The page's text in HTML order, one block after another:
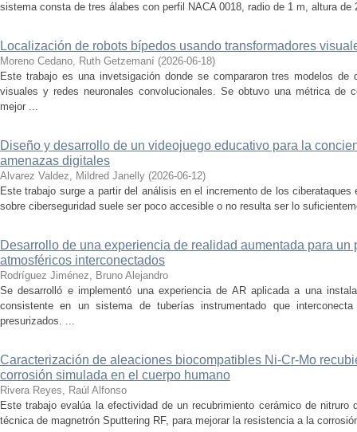
sistema consta de tres álabes con perfil NACA 0018, radio de 1 m, altura
Localización de robots bípedos usando transformadores
Moreno Cedano, Ruth Getzemaní (2026-06-18)
Este trabajo es una invetsigación donde se compararon tres modelos de
visuales y redes neuronales convolucionales. Se obtuvo una métrica de
mejor ...
Diseño y desarrollo de un videojuego educativo para la
amenazas digitales
Alvarez Valdez, Mildred Janelly (2026-06-12)
Este trabajo surge a partir del análisis en el incremento de los
sobre ciberseguridad suele ser poco accesible o no resulta ser lo
Desarrollo de una experiencia de realidad aumentada para un
atmosféricos interconectados
Rodríguez Jiménez, Bruno Alejandro
Se desarrolló e implementó una experiencia de AR aplicada a una
consistente en un sistema de tuberías instrumentado que
presurizados. ...
Caracterización de aleaciones biocompatibles Ni-Cr-Mo
corrosión simulada en el cuerpo humano
Rivera Reyes, Raúl Alfonso
Este trabajo evalúa la efectividad de un recubrimiento cerámico de nitruro
técnica de magnetrón Sputtering RF, para mejorar la resistencia a la